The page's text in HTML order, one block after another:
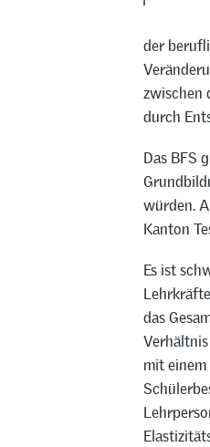
der
zwischen
durch
Das BFS
würden.
Kanton
Es ist
das
mit